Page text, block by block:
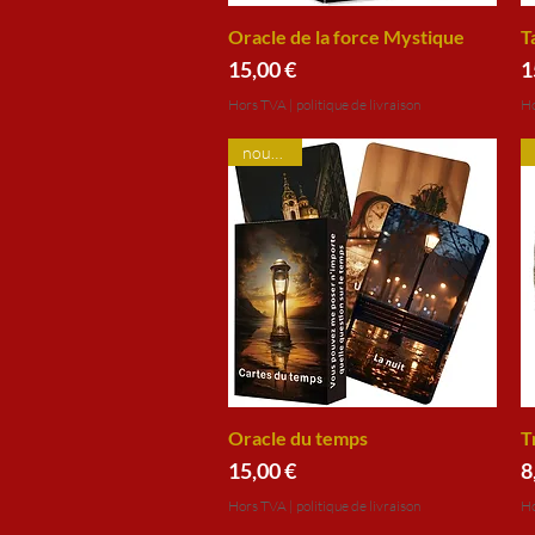
Aperçu rapide
Oracle de la force Mystique
Prix
15,00 €
Hors TVA | politique de livraison
Aperçu rapide
nouveau
Oracle du temps
Prix
15,00 €
Hors TVA | politique de livraison